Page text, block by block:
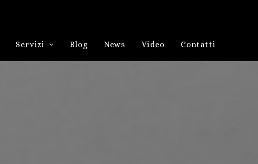
Servizi Blog News Video Contatti